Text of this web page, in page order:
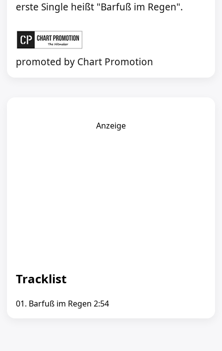
erste Single heißt "Barfuß im Regen".
promoted by Chart Promotion
Anzeige
Tracklist
01. Barfuß im Regen 2:54